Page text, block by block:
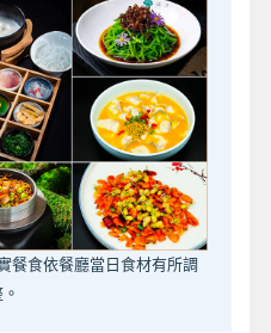
餐食依餐廳當日食材有所調